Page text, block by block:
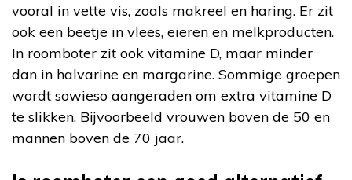
vooral in vette vis, zoals makreel en haring. Er zit
ook een beetje in vlees, eieren en melkproducten.
In roomboter zit ook vitamine D, maar minder
dan in halvarine en margarine. Sommige groepen
wordt sowieso aangeraden om extra vitamine D
te slikken. Bijvoorbeeld vrouwen boven de 50 en
mannen boven de 70 jaar.